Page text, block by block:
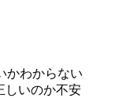
かわからない
しいのか不安